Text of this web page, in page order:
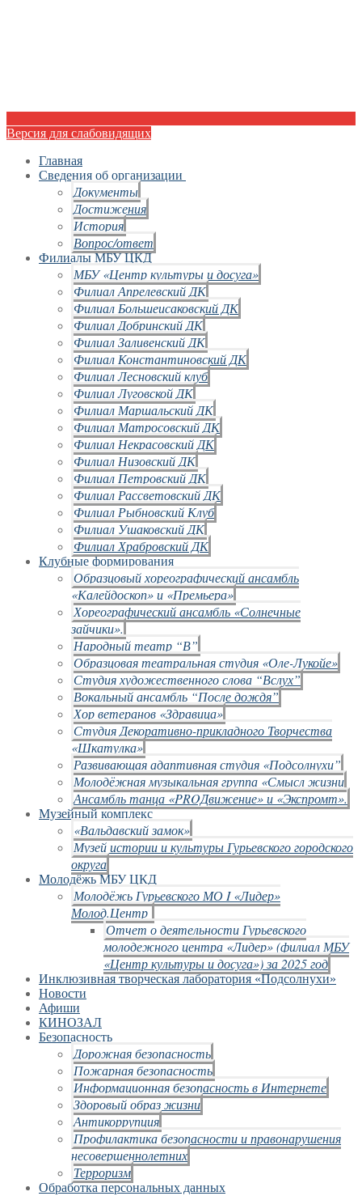
Версия для слабовидящих
Главная
Сведения об организации
Документы
Достижения
История
Вопрос/ответ
Филиалы МБУ ЦКД
МБУ «Центр культуры и досуга»
Филиал Апрелевский ДК
Филиал Большеисаковский ДК
Филиал Добринский ДК
Филиал Заливенский ДК
Филиал Константиновский ДК
Филиал Лесновский клуб
Филиал Луговской ДК
Филиал Маршальский ДК
Филиал Матросовский ДК
Филиал Некрасовский ДК
Филиал Низовский ДК
Филиал Петровский ДК
Филиал Рассветовский ДК
Филиал Рыбновский Клуб
Филиал Ушаковский ДК
Филиал Храбровский ДК
Клубные формирования
Образцовый хореографический ансамбль
«Калейдоскоп» и «Премьера»
Хореографический ансамбль «Солнечные
зайчики».
Народный театр “В”
Образцовая театральная студия «Оле-Лукойе»
Студия художественного слова “Вслух”
Вокальный ансамбль “После дождя”
Хор ветеранов «Здравица»
Студия Декоративно-прикладного Творчества
«Шкатулка»
Развивающая адаптивная студия «Подсолнухи”
Молодёжная музыкальная группа «Смысл жизни
Ансамбль танца «PROДвижение» и «Экспромт».
Музейный комплекс
«Вальдавский замок»
Музей истории и культуры Гурьевского городского
округа
Молодёжь МБУ ЦКД
Молодёжь Гурьевского МО I «Лидер»
Молод.Центр
Отчет о деятельности Гурьевского
молодежного центра «Лидер» (филиал МБУ
«Центр культуры и досуга») за 2025 год
Инклюзивная творческая лаборатория «Подсолнухи»
Новости
Афиши
КИНОЗАЛ
Безопасность
Дорожная безопасность
Пожарная безопасность
Информационная безопасность в Интернете
Здоровый образ жизни
Антикоррупция
Профилактика безопасности и правонарушения
несовершеннолетних
Терроризм
Обработка персональных данных